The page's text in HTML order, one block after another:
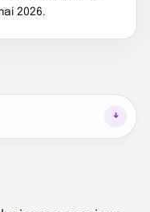
2026.